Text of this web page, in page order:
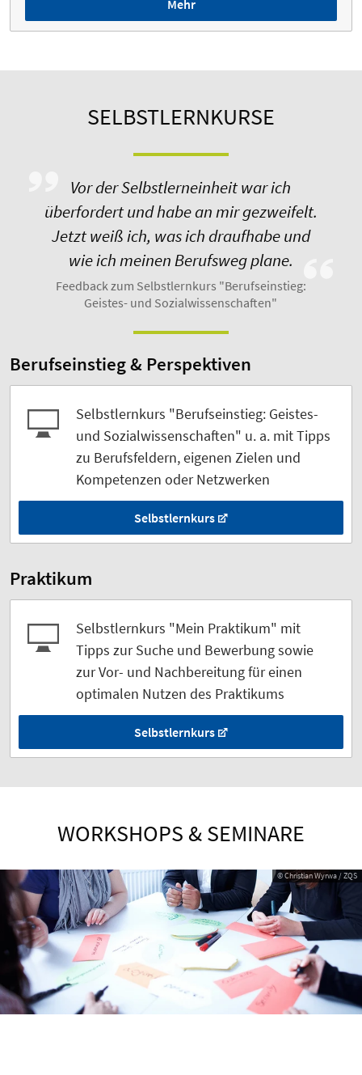
Mehr
SELBSTLERNKURSE
Vor der Selbstlerneinheit war ich
überfordert und habe an mir gezweifelt.
Jetzt weiß ich, was ich draufhabe und
wie ich meinen Berufsweg plane.
Feedback zum Selbstlernkurs "Berufseinstieg:
Geistes- und Sozialwissenschaften"
Berufseinstieg & Perspektiven
Selbstlernkurs "Berufseinstieg: Geistes-
und Sozialwissenschaften" u. a. mit Tipps
zu Berufsfeldern, eigenen Zielen und
Kompetenzen oder Netzwerken
Selbstlernkurs
Praktikum
Selbstlernkurs "Mein Praktikum" mit
Tipps zur Suche und Bewerbung sowie
zur Vor- und Nachbereitung für einen
optimalen Nutzen des Praktikums
Selbstlernkurs
WORKSHOPS & SEMINARE
© Christian Wyrwa / ZQS